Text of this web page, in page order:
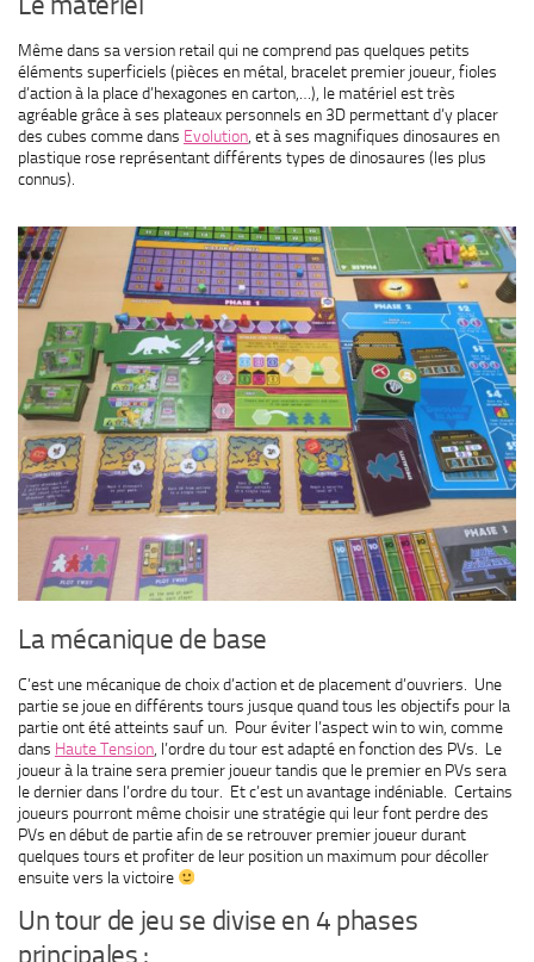
Même dans sa version retail qui ne comprend pas quelques petits
éléments superficiels (pièces en métal, bracelet premier joueur, fioles
d’action à la place d’hexagones en carton,…), le matériel est très
agréable grâce à ses plateaux personnels en 3D permettant d’y placer
des cubes comme dans Evolution , et à ses magnifiques dinosaures en
plastique rose représentant différents types de dinosaures (les plus
connus).
La mécanique de base
C’est une mécanique de choix d’action et de placement d’ouvriers. Une
partie se joue en différents tours jusque quand tous les objectifs pour la
partie ont été atteints sauf un. Pour éviter l’aspect win to win, comme
dans Haute Tension , l’ordre du tour est adapté en fonction des PVs. Le
joueur à la traine sera premier joueur tandis que le premier en PVs sera
le dernier dans l’ordre du tour. Et c’est un avantage indéniable. Certains
joueurs pourront même choisir une stratégie qui leur font perdre des
PVs en début de partie afin de se retrouver premier joueur durant
quelques tours et profiter de leur position un maximum pour décoller
ensuite vers la victoire
Un tour de jeu se divise en 4 phases